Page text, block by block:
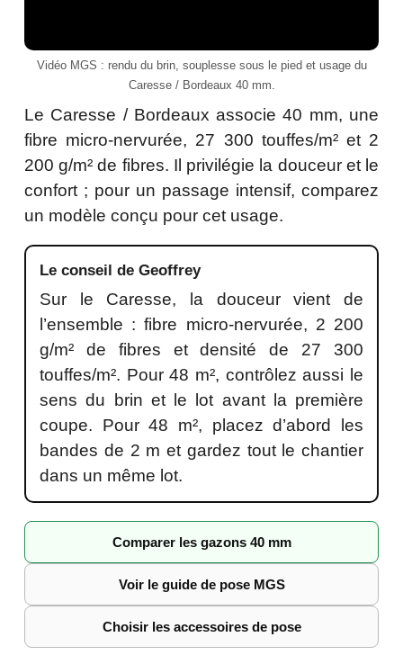
Vidéo MGS : rendu du brin, souplesse sous le pied et usage du
Caresse / Bordeaux 40 mm.
Le Caresse / Bordeaux associe 40 mm, une
fibre micro-nervurée, 27 300 touffes/m² et 2
200 g/m² de fibres. Il privilégie la douceur et le
confort ; pour un passage intensif, comparez
un modèle conçu pour cet usage.
Le conseil de Geoffrey
Sur le Caresse, la douceur vient de
l’ensemble : fibre micro-nervurée, 2 200
g/m² de fibres et densité de 27 300
touffes/m². Pour 48 m², contrôlez aussi le
sens du brin et le lot avant la première
coupe. Pour 48 m², placez d’abord les
bandes de 2 m et gardez tout le chantier
dans un même lot.
Comparer les gazons 40 mm
Voir le guide de pose MGS
Choisir les accessoires de pose